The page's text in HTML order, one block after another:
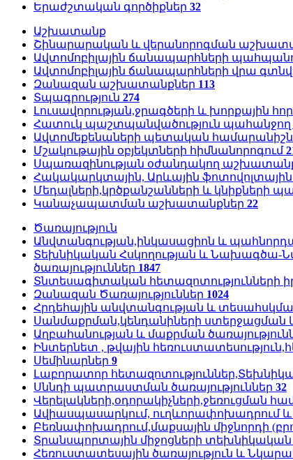
Երաժշտական գործիքներ 32
Աշխատանք
Շինարարական և վերանորոգման
Ավտոմոբիլային ճանապարհների
Ավտոմոբիլային ճանապարհների վրա
Զանազան աշխատանքներ 113
Տպագրություն 274
Լուսավորության,ջրագծերի և խորքային
Հատուկ պաշտպանվածություն
Ավտոմեքենաների պետական
Մշակութային օբյեկտների հիմնանորոգում
Սպառազինության օժանդակող
Հակակարկտային, Արևային
Մեդալների,կրծքանշանների և կնիքների
Կանաչապատման աշխատանքներ 22
Ծառայություն
Անվտանգության,ինկասացիոն և
Տեխնիկական Հսկողության և Նախագծա-
ծառայություններ 1847
Տնտեսագիտական հետազոտությունների
Զանազան Ծառայություններ 1024
Հրդեհային անվտանգության և
Սանմաքրման,կենդանիների ստերջացման
Աղբահանության և մաքրման
Ինտերնետ , թվային
Սեմինարներ 9
Լաբորատոր
Սննդի պատրաստման ծառայություններ 32
Վերելակների,օդորակիչների,ջեռուցման
Ավիասպասարկում, ուղևորափոխադրում և
Բեռնափոխադրում,մաքսային միջնորդի
Տրանսպորտային միջոցների
Հեռուստատեսային ծառայություն և